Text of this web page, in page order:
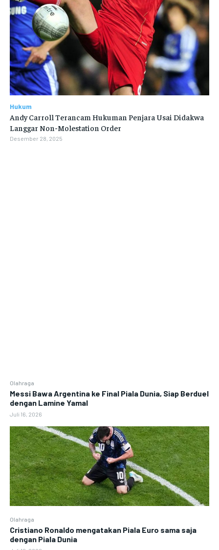
Olahraga
Messi Bawa Argentina ke Final Piala Dunia, Siap Berduel
dengan Lamine Yamal
Juli 16, 2026
Olahraga
Cristiano Ronaldo mengatakan Piala Euro sama saja
dengan Piala Dunia
Hukum
Andy Carroll Terancam Hukuman Penjara Usai Didakwa
Langgar Non-Molestation Order
Desember 28, 2025